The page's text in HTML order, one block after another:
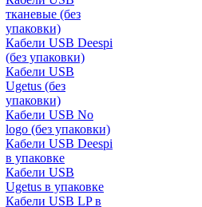
тканевые (без
упаковки)
Кабели USB Deespi
(без упаковки)
Кабели USB
Ugetus (без
упаковки)
Кабели USB No
logo (без упаковки)
Кабели USB Deespi
в упаковке
Кабели USB
Ugetus в упаковке
Кабели USB LP в